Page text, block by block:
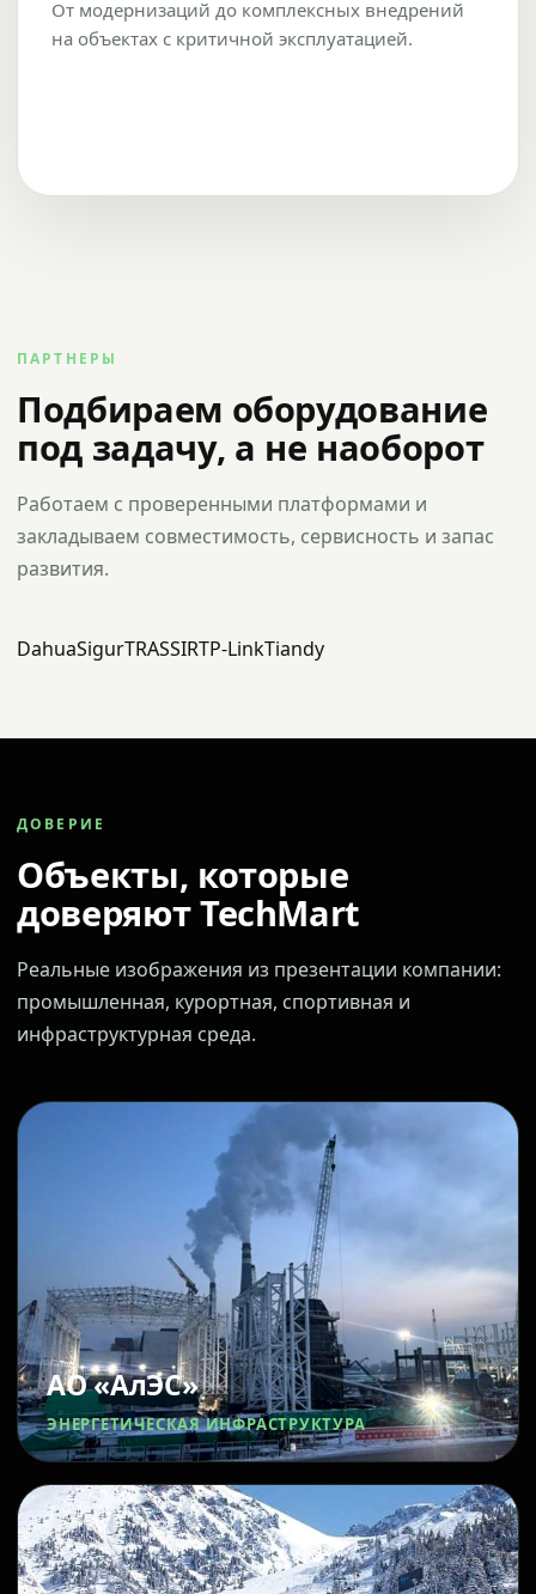
От модернизаций до комплексных внедрений
на объектах с критичной эксплуатацией.
ПАРТНЕРЫ
Подбираем оборудование
под задачу, а не наоборот
Работаем с проверенными платформами и
закладываем совместимость, сервисность и запас
развития.
DahuaSigurTRASSIRTP-LinkTiandy
ДОВЕРИЕ
Объекты, которые
доверяют TechMart
Реальные изображения из презентации компании:
промышленная, курортная, спортивная и
инфраструктурная среда.
АО «АлЭС»
ЭНЕРГЕТИЧЕСКАЯ ИНФРАСТРУКТУРА